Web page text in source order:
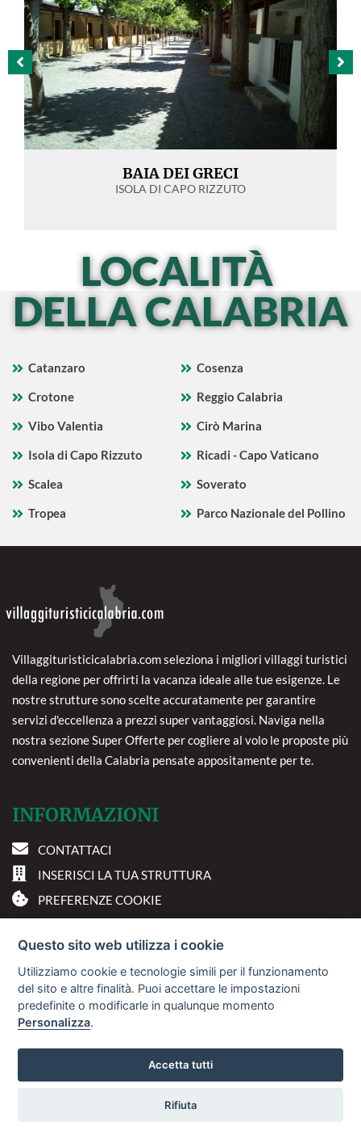
BAIA DEI GRECI
ISOLA DI CAPO RIZZUTO
LOCALITÀ
DELLA CALABRIA
Catanzaro
Cosenza
Crotone
Reggio Calabria
Vibo Valentia
Cirò Marina
Isola di Capo Rizzuto
Ricadi - Capo Vaticano
Scalea
Soverato
Tropea
Parco Nazionale del Pollino
Villaggituristicicalabria.com seleziona i migliori villaggi turistici
della regione per offrirti la vacanza ideale alle tue esigenze. Le
nostre strutture sono scelte accuratamente per garantire
servizi d'eccellenza a prezzi super vantaggiosi. Naviga nella
nostra sezione Super Offerte per cogliere al volo le proposte più
convenienti della Calabria pensate appositamente per te.
INFORMAZIONI
CONTATTACI
INSERISCI LA TUA STRUTTURA
PREFERENZE COOKIE
DOVE SIAMO
Via A. Costa, 2 - 63822
Porto San Giorgio (FM)
Sviluppo Turismo Italia S.r.L. unipersonale
P.IVA: 01665350433 | R.E.A. FM-195884
Avviso Legale
Privacy Policy
Questo sito web utilizza i cookie
Utilizziamo cookie e tecnologie simili per il funzionamento
del sito e altre finalità. Puoi accettare le impostazioni
predefinite o modificarle in qualunque momento
Personalizza.
Accetta tutti
Rifiuta